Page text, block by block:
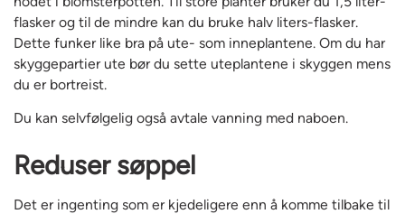
flasker og til de mindre kan du bruke halv liters-flasker.
Dette funker like bra på ute- som inneplantene. Om du har
skyggepartier ute bør du sette uteplantene i skyggen mens
du er bortreist.
Du kan selvfølgelig også avtale vanning med naboen.
Reduser søppel
Det er ingenting som er kjedeligere enn å komme tilbake til